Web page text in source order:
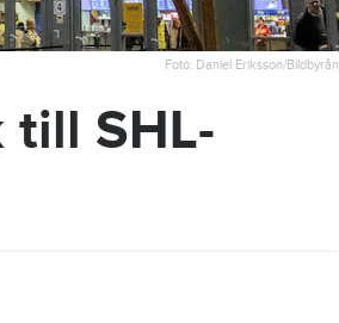
Foto: Daniel Eriksson/Bildbyrån
SHL-